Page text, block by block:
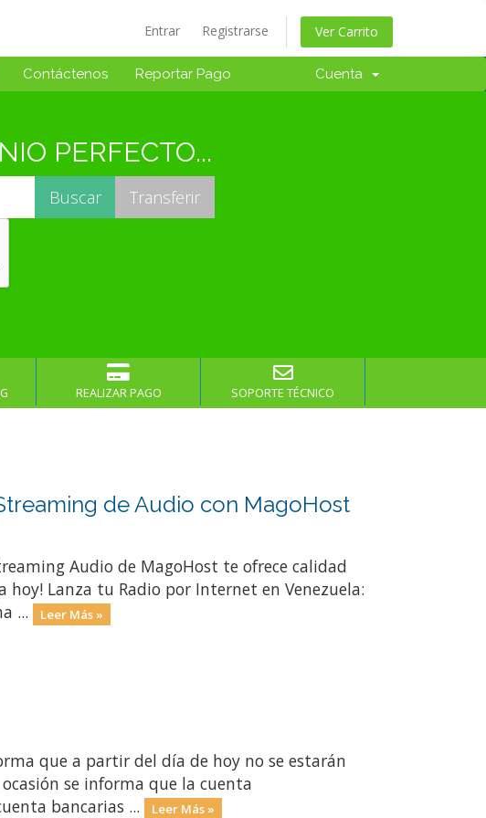
Entrar Registrarse Ver Carrito
Contáctenos Reportar Pago Cuenta
PERFECTO...
REALIZAR PAGO SOPORTE TÉCNICO
de Audio con MagoHost
Audio de MagoHost te ofrece calidad
hoy! Lanza tu Radio por Internet en Venezuela:
...
Leer Más »
que a partir del día de hoy no se estarán
se informa que la cuenta
bancarias ...
Leer Más »